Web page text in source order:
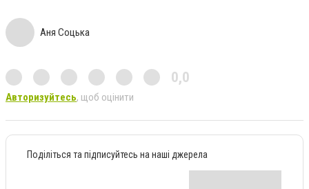
Аня Соцька
0,0
Авторизуйтесь, щоб оцінити
Поділіться та підписуйтесь на наші джерела